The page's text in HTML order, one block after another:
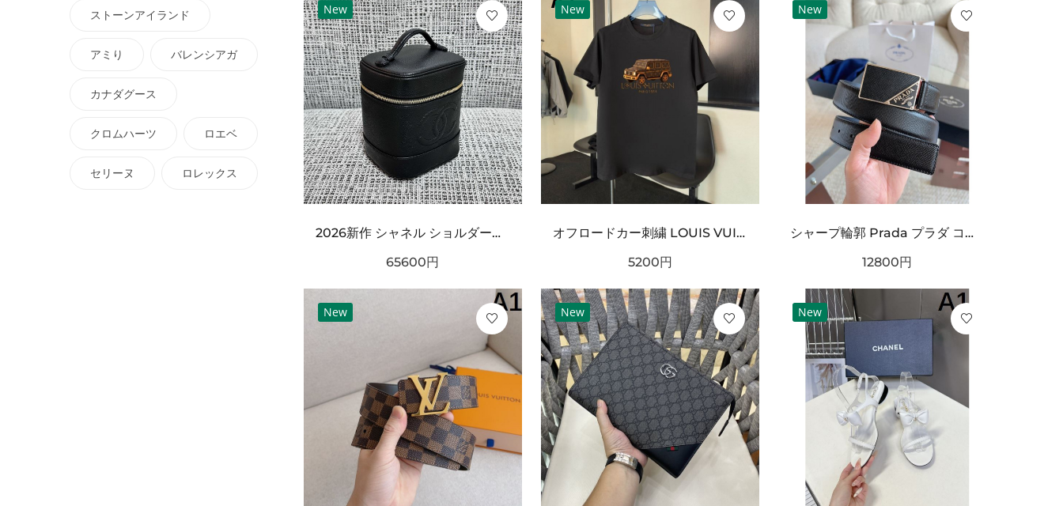
New
2026新作 シャネル ショルダーバッグクロスボディバッグ 最新商品即完売必至｜CHANEL人気作
65600円
New
オフロードカー刺繍 LOUIS VUITTON ルイヴィトン コピー Tシャツ ブラックカラー フロントグラフィック 半袖デザイン ストリート感ある仕上がり
5200円
New
シャープ輪郭 Prada プラダ コピー ベルト ブラックレザー 細かなエンボス加工 サークルメタルバックル ロゴ刻印 都会的スタイル
12800円
New New New
ストーンアイランド
アミり バレンシアガ
カナダグース
クロムハーツ ロエベ
セリーヌ ロレックス